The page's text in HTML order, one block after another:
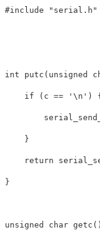
int putc ( unsigned
if ( c == '\n' ) {
}
return
}
unsigned char getc ()